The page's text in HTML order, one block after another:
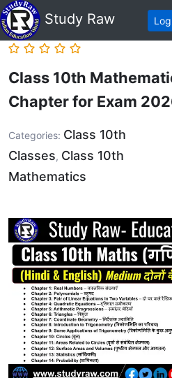
Study Raw
Class 10th
Chapter for Exam
Categories: Class 10th
Classes, Class 10th
Mathematics